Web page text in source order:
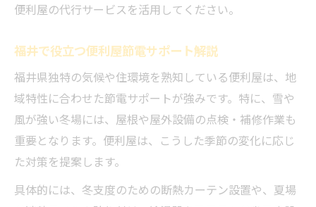
便利屋の代行サービスを活用してください。
福井で役立つ便利屋節電サポート解説
福井県独特の気候や住環境を熟知している便利屋は、地
域特性に合わせた節電サポートが強みです。特に、雪や
風が強い冬場には、屋根や屋外設備の点検・補修作業も
重要となります。便利屋は、こうした季節の変化に応じ
た対策を提案します。
具体的には、冬支度のための断熱カーテン設置や、夏場